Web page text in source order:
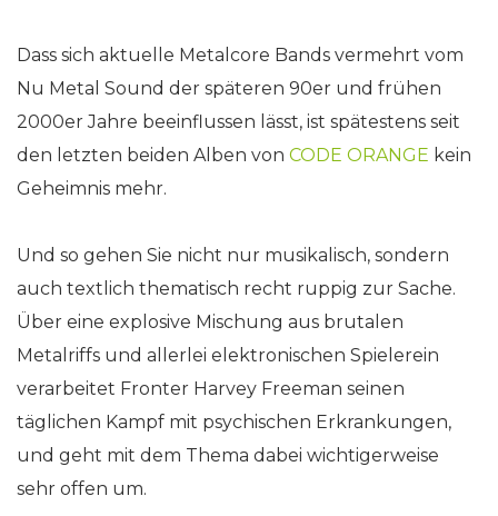
Dass sich aktuelle Metalcore Bands vermehrt vom
Nu Metal Sound der späteren 90er und frühen
2000er Jahre beeinflussen lässt, ist spätestens seit
den letzten beiden Alben von CODE ORANGE kein
Geheimnis mehr.
Und so gehen Sie nicht nur musikalisch, sondern
auch textlich thematisch recht ruppig zur Sache.
Über eine explosive Mischung aus brutalen
Metalriffs und allerlei elektronischen Spielerein
verarbeitet Fronter Harvey Freeman seinen
täglichen Kampf mit psychischen Erkrankungen,
und geht mit dem Thema dabei wichtigerweise
sehr offen um.